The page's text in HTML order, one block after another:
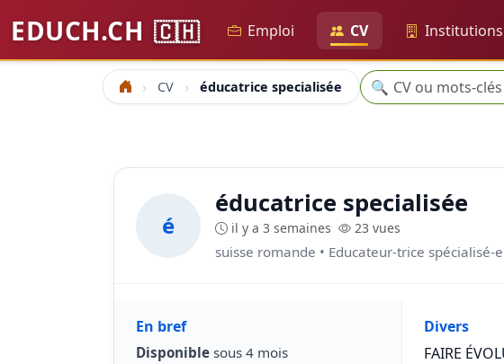
EDUCH.CH 🇨🇭 Emploi CV Institutions
Accueil CV éducatrice specialisée Recherche
🔍
é
éducatrice specialisée
il y a 3 semaines 23 vues
suisse romande • Educateur-trice
En bref
Disponible sous 4 mois
Divers
FAIRE